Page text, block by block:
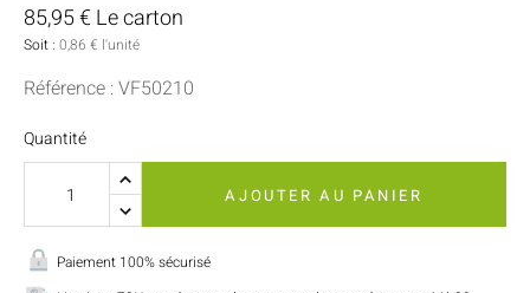
85,95 € Le carton
Soit : 0,86 € l'unité
Référence : VF50210
Quantité
AJOUTER AU PANIER
Paiement 100% sécurisé